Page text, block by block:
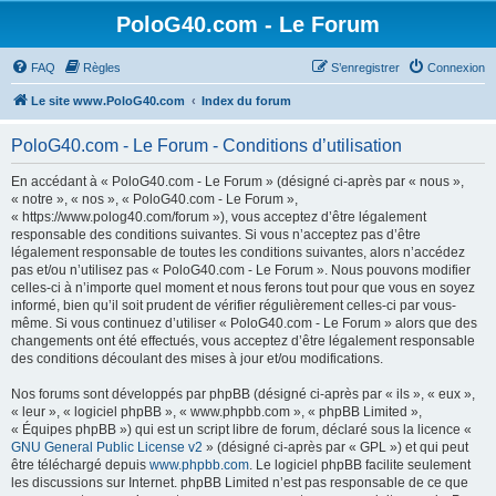
PoloG40.com - Le Forum
FAQ Règles Connexion
S’enregistrer
Le site www.PoloG40.com Index du forum
PoloG40.com - Le Forum - Conditions d’utilisation
En accédant à « PoloG40.com - Le Forum » (désigné ci-après par « nous »,
« notre », « nos », « PoloG40.com - Le Forum »,
« https://www.polog40.com/forum »), vous acceptez d’être légalement
responsable des conditions suivantes. Si vous n’acceptez pas d’être
légalement responsable de toutes les conditions suivantes, alors n’accédez
pas et/ou n’utilisez pas « PoloG40.com - Le Forum ». Nous pouvons modifier
celles-ci à n’importe quel moment et nous ferons tout pour que vous en soyez
informé, bien qu’il soit prudent de vérifier régulièrement celles-ci par vous-
même. Si vous continuez d’utiliser « PoloG40.com - Le Forum » alors que des
changements ont été effectués, vous acceptez d’être légalement responsable
des conditions découlant des mises à jour et/ou modifications.
Nos forums sont développés par phpBB (désigné ci-après par « ils », « eux »,
« leur », « logiciel phpBB », « www.phpbb.com », « phpBB Limited »,
« Équipes phpBB ») qui est un script libre de forum, déclaré sous la licence «
GNU General Public License v2 » (désigné ci-après par « GPL ») et qui peut
être téléchargé depuis www.phpbb.com. Le logiciel phpBB facilite seulement
les discussions sur Internet. phpBB Limited n’est pas responsable de ce que